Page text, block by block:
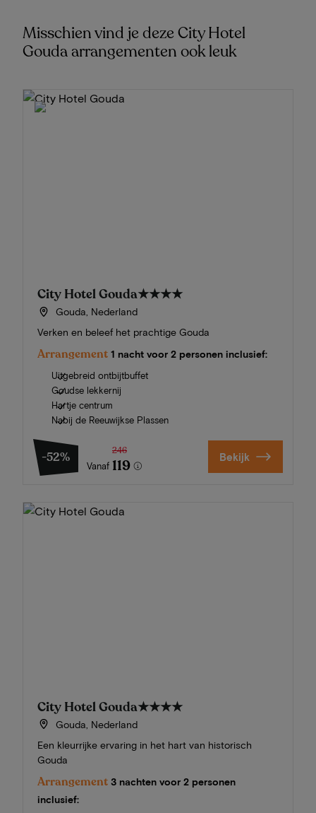
Misschien vind je deze City Hotel
Gouda arrangementen ook leuk
City Hotel Gouda★★★★
Gouda, Nederland
Verken en beleef het prachtige Gouda
Arrangement 1 nacht voor 2 personen inclusief:
Uitgebreid ontbijtbuffet
Goudse lekkernij
Hartje centrum
Nabij de Reeuwijkse Plassen
-52%
Vanaf
246
119 Bekijk
City Hotel Gouda★★★★
Gouda, Nederland
Een kleurrijke ervaring in het hart van historisch
Gouda
Arrangement 3 nachten voor 2 personen
inclusief: